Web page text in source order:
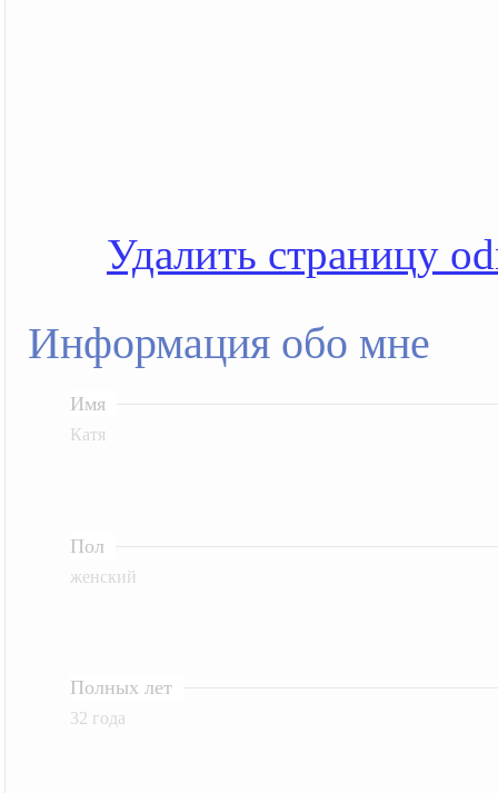
Удалить страницу
Информация обо мне
Имя
Катя
Пол
женский
Полных лет
32 года